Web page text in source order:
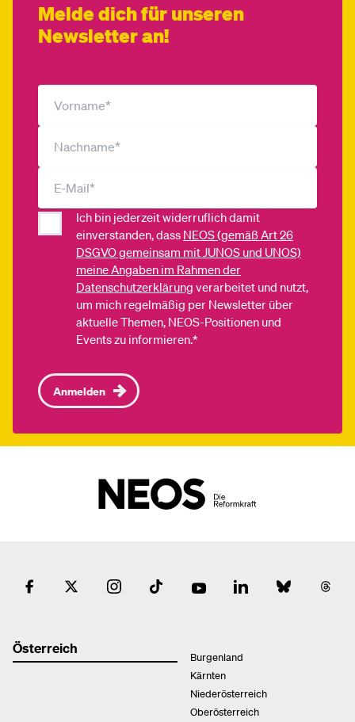
Melde dich für unseren
Newsletter an!
Ich bin jederzeit widerruflich damit
einverstanden, dass NEOS (gemäß Art 26
DSGVO gemeinsam mit JUNOS und UNOS)
meine Angaben im Rahmen der
Datenschutzerklärung verarbeitet und nutzt,
um mich regelmäßig per Newsletter über
aktuelle Themen, NEOS-Positionen und
Events zu informieren.*
Anmelden
Österreich
Burgenland
Kärnten
Niederösterreich
Oberösterreich